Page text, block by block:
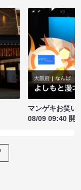
マンゲキお笑い
08/09 09:40 開